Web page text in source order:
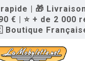
| 🎁
€ | ⭐ + de 2 000